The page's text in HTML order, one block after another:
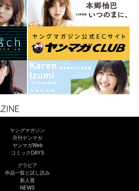
ヤングマガジン
月刊ヤンマガ
ヤンマガWeb
コミックDAYS
グラビア
作品一覧と試し読み
新人賞
NEWS